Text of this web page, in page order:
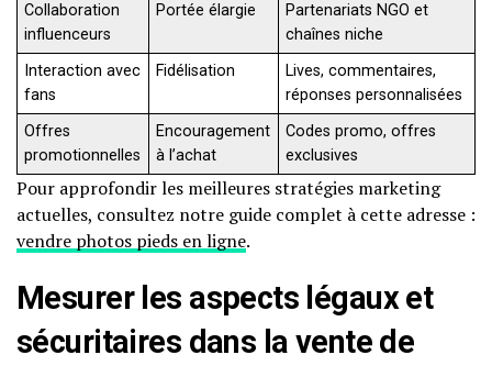
Collaboration
influenceurs
Portée élargie
Partenariats NGO et
chaînes niche
Interaction avec
fans
Fidélisation
Lives, commentaires,
réponses personnalisées
Offres
promotionnelles
Encouragement
à l’achat
Codes promo, offres
exclusives
Pour approfondir les meilleures stratégies marketing
actuelles, consultez notre guide complet à cette adresse :
vendre photos pieds en ligne.
Mesurer les aspects légaux et
sécuritaires dans la vente de